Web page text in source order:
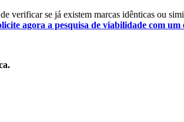
verificar se já existem marcas idênticas ou
agora a pesquisa de viabilidade com um